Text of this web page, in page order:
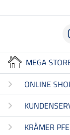
MEGA
ONLINE
KRÄMER